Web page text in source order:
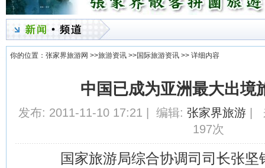
你的位置： 张家界旅游网 >>旅游资讯 >>国际旅游资讯 >> 详细内容
中国已成为亚洲最大出境
发布: 2011-11-10 17:21 | 编辑: 张家界旅游|
197次
国家旅游局综合协调司司长张坚